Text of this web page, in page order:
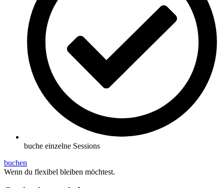
buche einzelne Sessions
buchen
Wenn du flexibel bleiben möchtest.